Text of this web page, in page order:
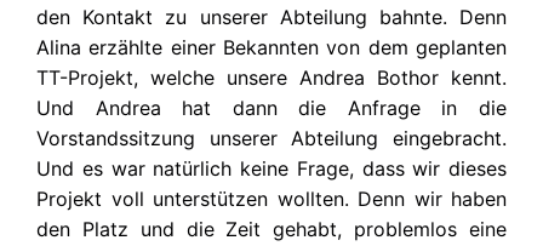
den Kontakt zu unserer Abteilung bahnte. Denn
Alina erzählte einer Bekannten von dem geplanten
TT-Projekt, welche unsere Andrea Bothor kennt.
Und Andrea hat dann die Anfrage in die
Vorstandssitzung unserer Abteilung eingebracht.
Und es war natürlich keine Frage, dass wir dieses
Projekt voll unterstützen wollten. Denn wir haben
den Platz und die Zeit gehabt, problemlos eine